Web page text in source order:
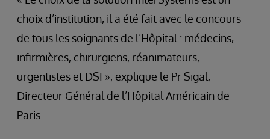
choix d’institution, il a été fait avec le concours
de tous les soignants de l’Hôpital : médecins,
infirmières, chirurgiens, réanimateurs,
urgentistes et DSI », explique le Pr Sigal,
Directeur Général de l’Hôpital Américain de
Paris.